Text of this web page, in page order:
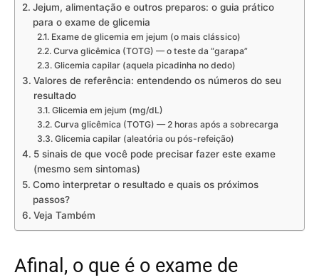
Jejum, alimentação e outros preparos: o guia prático
para o exame de glicemia
Exame de glicemia em jejum (o mais clássico)
Curva glicêmica (TOTG) — o teste da “garapa”
Glicemia capilar (aquela picadinha no dedo)
Valores de referência: entendendo os números do seu
resultado
Glicemia em jejum (mg/dL)
Curva glicêmica (TOTG) — 2 horas após a sobrecarga
Glicemia capilar (aleatória ou pós-refeição)
5 sinais de que você pode precisar fazer este exame
(mesmo sem sintomas)
Como interpretar o resultado e quais os próximos
passos?
Veja Também
Afinal, o que é o exame de